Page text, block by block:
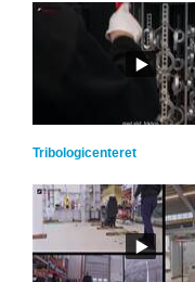
Tribologicenteret